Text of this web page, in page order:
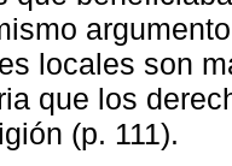
locales son
que los
(p. 111).